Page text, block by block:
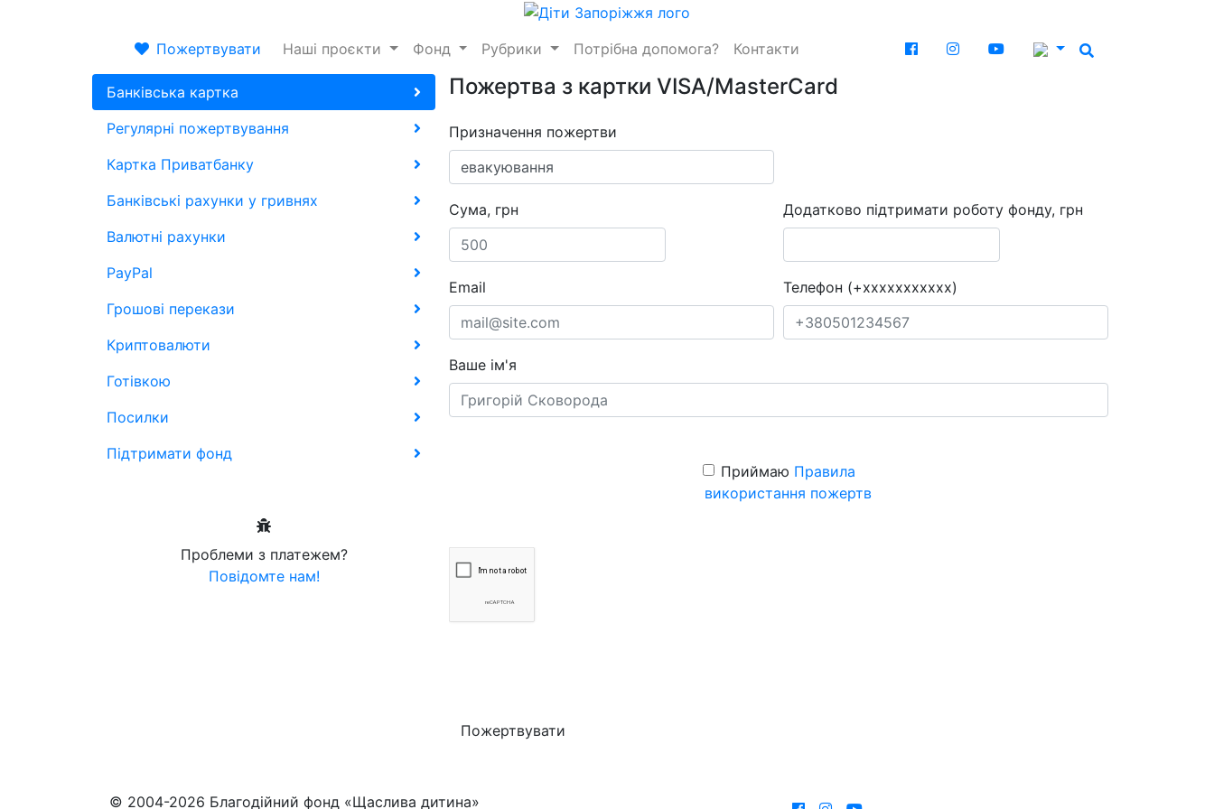
Пожертвувати Наші проєкти Фонд Рубрики Потрібна допомога? Контакти
Банківська картка
Регулярні пожертвування
Картка Приватбанку
Банківські рахунки у гривнях
Валютні рахунки
PayPal
Грошові перекази
Криптовалюти
Готівкою
Посилки
Підтримати фонд
Проблеми з платежем?
Повідомте нам!
Пожертва з картки VISA/MasterCard
Призначення пожертви
Сума, грн Додатково підтримати роботу фонду, грн
Email Телефон (+xxxxxxxxxxx)
Ваше ім'я
Приймаю Правила
використання пожертв
Пожертвувати
© 2004-2026 Благодійний фонд «Щаслива дитина»